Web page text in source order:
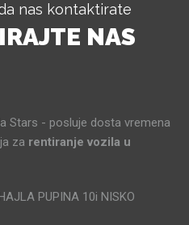
nas kontaktirate
NAS
Stars - posluje dosta vremena
za rentiranje vozila u
PUPINA 10i NISKO